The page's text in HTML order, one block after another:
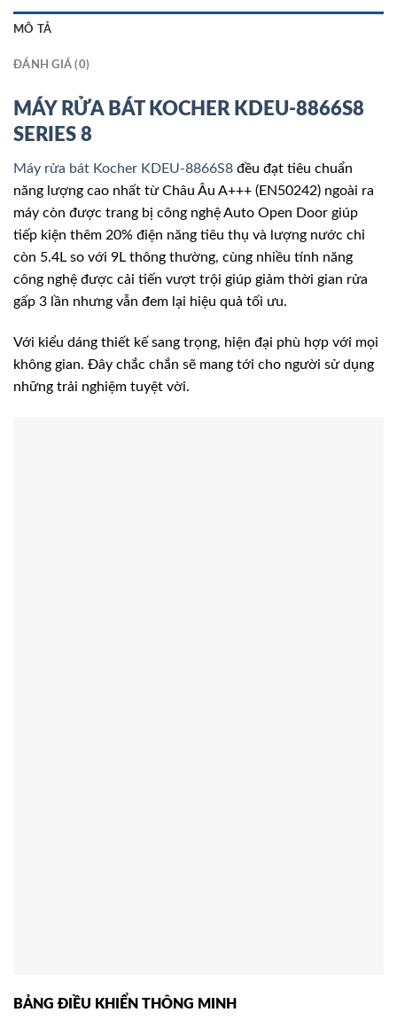
MÔ TẢ
ĐÁNH GIÁ (0)
MÁY RỬA BÁT KOCHER KDEU-8866S8
SERIES 8
Máy rửa bát Kocher KDEU-8866S8 đều đạt tiêu chuẩn
năng lượng cao nhất từ Châu Âu A+++ (EN50242) ngoài ra
máy còn được trang bị công nghệ Auto Open Door giúp
tiếp kiện thêm 20% điện năng tiêu thụ và lượng nước chỉ
còn 5.4L so với 9L thông thường, cùng nhiều tính năng
công nghệ được cải tiến vượt trội giúp giảm thời gian rửa
gấp 3 lần nhưng vẫn đem lại hiệu quả tối ưu.
Với kiểu dáng thiết kế sang trọng, hiện đại phù hợp với mọi
không gian. Đây chắc chắn sẽ mang tới cho người sử dụng
những trải nghiệm tuyệt vời.
BẢNG ĐIỀU KHIỂN THÔNG MINH